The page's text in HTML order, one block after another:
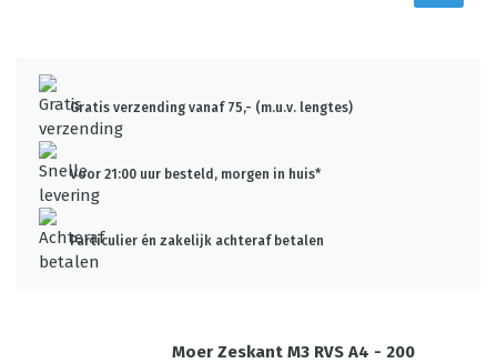
Gratis verzending vanaf 75,- (m.u.v. lengtes)
Voor 21:00 uur besteld, morgen in huis*
Particulier én zakelijk achteraf betalen
Moer Zeskant M3 RVS A4 - 200